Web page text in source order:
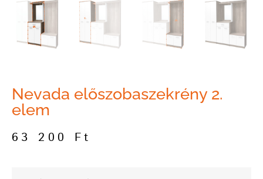
Nevada előszobaszekrény 2.
elem
63 200 Ft